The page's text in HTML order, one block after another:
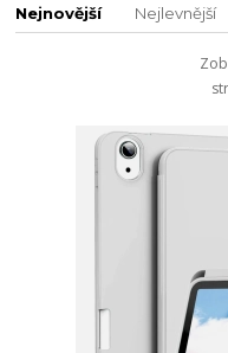
Nejnovější Nejlevnější